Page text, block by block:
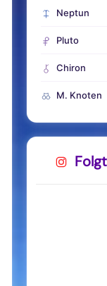
Neptun
Pluto
Chiron
M. Knoten